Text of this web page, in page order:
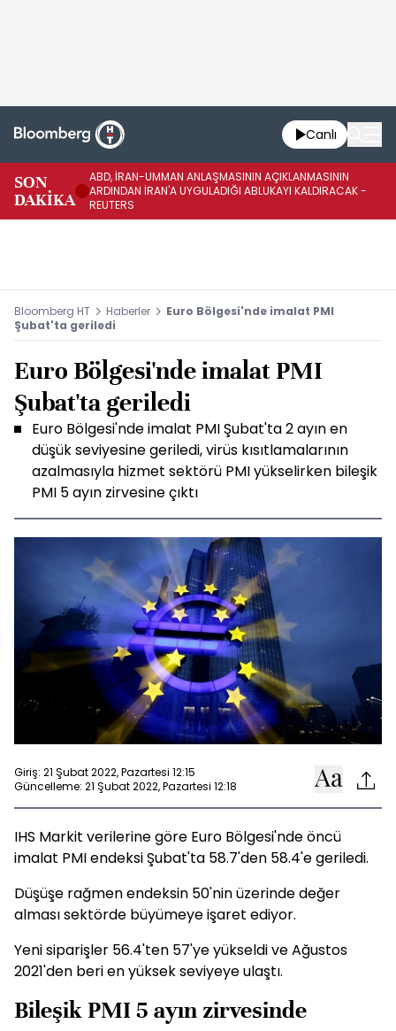
Canlı
SON
DAKİKA
ABD, İRAN-UMMAN ANLAŞMASININ AÇIKLANMASININ
ARDINDAN İRAN'A UYGULADIĞI ABLUKAYI KALDIRACAK -
REUTERS
Bloomberg HT Haberler
Euro Bölgesi'nde imalat PMI
Şubat'ta geriledi
Euro Bölgesi'nde imalat PMI
Şubat'ta geriledi
Euro Bölgesi'nde imalat PMI Şubat'ta 2 ayın en
düşük seviyesine geriledi, virüs kısıtlamalarının
azalmasıyla hizmet sektörü PMI yükselirken bileşik
PMI 5 ayın zirvesine çıktı
Giriş: 21 Şubat 2022, Pazartesi 12:15
Güncelleme: 21 Şubat 2022, Pazartesi 12:18
IHS Markit verilerine göre Euro Bölgesi'nde öncü
imalat PMI endeksi Şubat'ta 58.7'den 58.4'e geriledi.
Düşüşe rağmen endeksin 50'nin üzerinde değer
alması sektörde büyümeye işaret ediyor.
Yeni siparişler 56.4'ten 57'ye yükseldi ve Ağustos
2021'den beri en yüksek seviyeye ulaştı.
Bileşik PMI 5 ayın zirvesinde